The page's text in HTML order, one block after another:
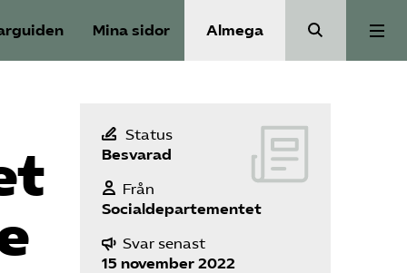
Mina sidor Almega
Valmanifest
Medlemskap
Status
Besvarad
Från
Socialdepartementet
Svar senast
15 november 2022